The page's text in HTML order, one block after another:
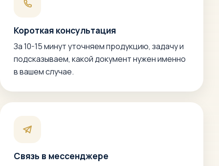
Короткая консультация
За 10-15 минут уточняем продукцию, задачу и
подсказываем, какой документ нужен именно
в вашем случае.
Связь в мессенджере